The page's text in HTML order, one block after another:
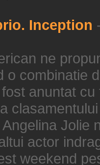
Inception
ne
o combinatie
anuntat
Jolie
actor
weekend